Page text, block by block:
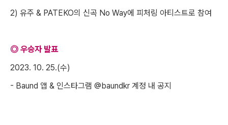
2) 유주 & PATEKO의 신곡 No Way에 피처링 아티스트로 참여
◎ 우승자 발표
2023. 10. 25.(수)
- Baund 앱 & 인스타그램 @baundkr 계정 내 공지